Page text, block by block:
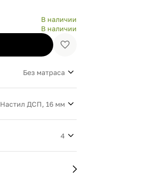
В наличии
В наличии
Добавить
избранное
Без матраса
Настил ДСП, 16 мм
4